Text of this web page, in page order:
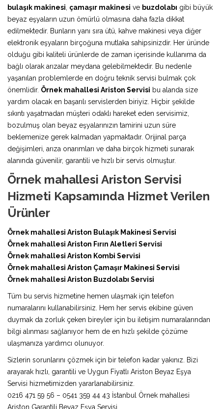
bulaşık makinesi çamaşır makinesi ve buzdolabı gibi büyük
beyaz eşyaların uzun ömürlü olmasına daha fazla dikkat
edilmektedir. Bunların yanı sıra ütü, kahve makinesi veya diğer
elektronik eşyaların birçoğuna mutlaka sahipsinizdir. Her üründe
olduğu gibi kaliteli ürünlerde de zaman içerisinde kullanıma da
bağlı olarak arızalar meydana gelebilmektedir. Bu nedenle
yaşanılan problemlerde en doğru teknik servisi bulmak çok
önemlidir. Örnek mahallesi Ariston Servisi bu alanda size
yardım olacak en başarılı servislerden biriyiz. Hiçbir şekilde
sıkıntı yaşatmadan müşteri odaklı hareket eden servisimiz,
bozulmuş olan beyaz eşyalarınızın tamirini uzun süre
beklemenize gerek kalmadan yapmaktadır. Orijinal parça
değişimleri, arıza onarımları ve daha birçok hizmeti sunarak
alanında güvenilir, garantili ve hızlı bir servis olmuştur.
Örnek mahallesi Ariston Servisi
Hizmeti Kapsamında Hizmet Verilen
Ürünler
Örnek mahallesi Ariston Bulaşık Makinesi Servisi
Örnek mahallesi Ariston Fırın Aletleri Servisi
Örnek mahallesi Ariston Kombi Servisi
Örnek mahallesi Ariston Çamaşır Makinesi Servisi
Örnek mahallesi Ariston Buzdolabı Servisi
Tüm bu servis hizmetine hemen ulaşmak için telefon
numaralarını kullanabilirsiniz. Hem her servis ekibine güven
duymak da zorluk çeken bireyler için bu iletişim numaralarından
bilgi alınması sağlanıyor hem de en hızlı şekilde çözüme
ulaşmanıza yardımcı olunuyor.
Sizlerin sorunlarını çözmek için bir telefon kadar yakınız. Bizi
arayarak hızlı, garantili ve Uygun Fiyatlı Ariston Beyaz Eşya
Servisi hizmetimizden yararlanabilirsiniz.
0216 471 59 56 – 0541 359 44 43 İstanbul Örnek mahallesi
Ariston Garantili Beyaz Eşya Servisi